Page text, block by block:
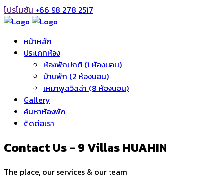
โปรโมชั่น +66 98 278 2517
หน้าหลัก
ประเภทห้อง
ห้องพักปกติ (1 ห้องนอน)
บ้านพัก (2 ห้องนอน)
เหมาพูลวิลล่า (8 ห้องนอน)
Gallery
ค้นหาห้องพัก
ติดต่อเรา
Contact Us - 9 Villas HUAHIN
The place, our services & our team